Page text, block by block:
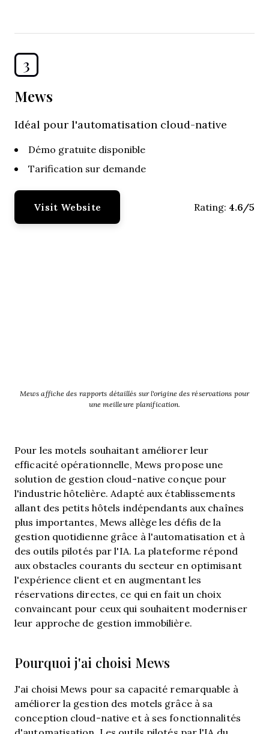
3
Mews
Idéal pour l'automatisation cloud-native
Démo gratuite disponible
Tarification sur demande
Visit Website Rating: 4.6/5
Mews affiche des rapports détaillés sur l'origine des réservations pour
une meilleure planification.
Pour les motels souhaitant améliorer leur
efficacité opérationnelle, Mews propose une
solution de gestion cloud-native conçue pour
l'industrie hôtelière. Adapté aux établissements
allant des petits hôtels indépendants aux chaînes
plus importantes, Mews allège les défis de la
gestion quotidienne grâce à l'automatisation et à
des outils pilotés par l'IA. La plateforme répond
aux obstacles courants du secteur en optimisant
l'expérience client et en augmentant les
réservations directes, ce qui en fait un choix
convaincant pour ceux qui souhaitent moderniser
leur approche de gestion immobilière.
Pourquoi j'ai choisi Mews
J'ai choisi Mews pour sa capacité remarquable à
améliorer la gestion des motels grâce à sa
conception cloud-native et à ses fonctionnalités